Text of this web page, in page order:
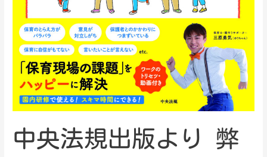
中央法規出版より 弊